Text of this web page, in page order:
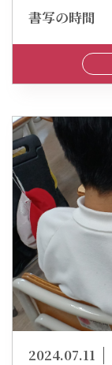
書写の時間
2024.07.11